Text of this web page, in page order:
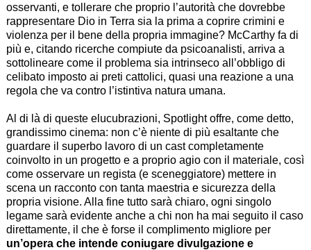
osservanti, e tollerare che proprio l’autorità che dovrebbe
rappresentare Dio in Terra sia la prima a coprire crimini e
violenza per il bene della propria immagine? McCarthy fa di
più e, citando ricerche compiute da psicoanalisti, arriva a
sottolineare come il problema sia intrinseco all’obbligo di
celibato imposto ai preti cattolici, quasi una reazione a una
regola che va contro l’istintiva natura umana.
Al di là di queste elucubrazioni, Spotlight offre, come detto,
grandissimo cinema: non c’è niente di più esaltante che
guardare il superbo lavoro di un cast completamente
coinvolto in un progetto e a proprio agio con il materiale, così
come osservare un regista (e sceneggiatore) mettere in
scena un racconto con tanta maestria e sicurezza della
propria visione. Alla fine tutto sarà chiaro, ogni singolo
legame sarà evidente anche a chi non ha mai seguito il caso
direttamente, il che è forse il complimento migliore per
un’opera che intende coniugare divulgazione e